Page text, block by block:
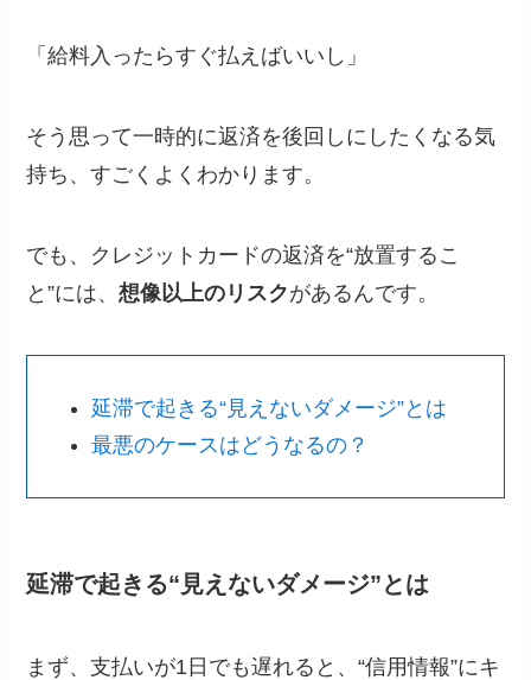
「給料入ったらすぐ払えばいいし」
そう思って一時的に返済を後回しにしたくなる気
持ち、すごくよくわかります。
でも、クレジットカードの返済を“放置するこ
と”には、想像以上のリスクがあるんです。
延滞で起きる“見えないダメージ”とは
最悪のケースはどうなるの？
延滞で起きる“見えないダメージ”とは
まず、支払いが1日でも遅れると、“信用情報”にキ